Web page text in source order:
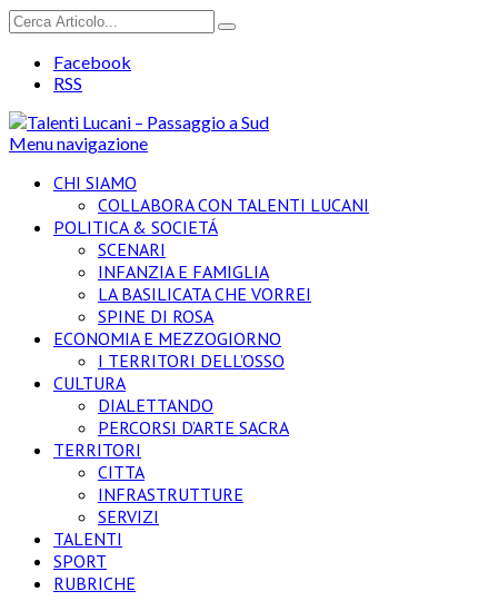
Facebook
RSS
Menu navigazione
CHI SIAMO
COLLABORA CON TALENTI LUCANI
POLITICA & SOCIETÁ
SCENARI
INFANZIA E FAMIGLIA
LA BASILICATA CHE VORREI
SPINE DI ROSA
ECONOMIA E MEZZOGIORNO
I TERRITORI DELL’OSSO
CULTURA
DIALETTANDO
PERCORSI D’ARTE SACRA
TERRITORI
CITTA
INFRASTRUTTURE
SERVIZI
TALENTI
SPORT
RUBRICHE